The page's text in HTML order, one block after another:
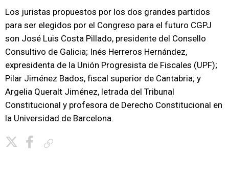
Los juristas propuestos por los dos grandes partidos
para ser elegidos por el Congreso para el futuro CGPJ
son José Luis Costa Pillado, presidente del Consello
Consultivo de Galicia; Inés Herreros Hernández,
expresidenta de la Unión Progresista de Fiscales (UPF);
Pilar Jiménez Bados, fiscal superior de Cantabria; y
Argelia Queralt Jiménez, letrada del Tribunal
Constitucional y profesora de Derecho Constitucional en
la Universidad de Barcelona.